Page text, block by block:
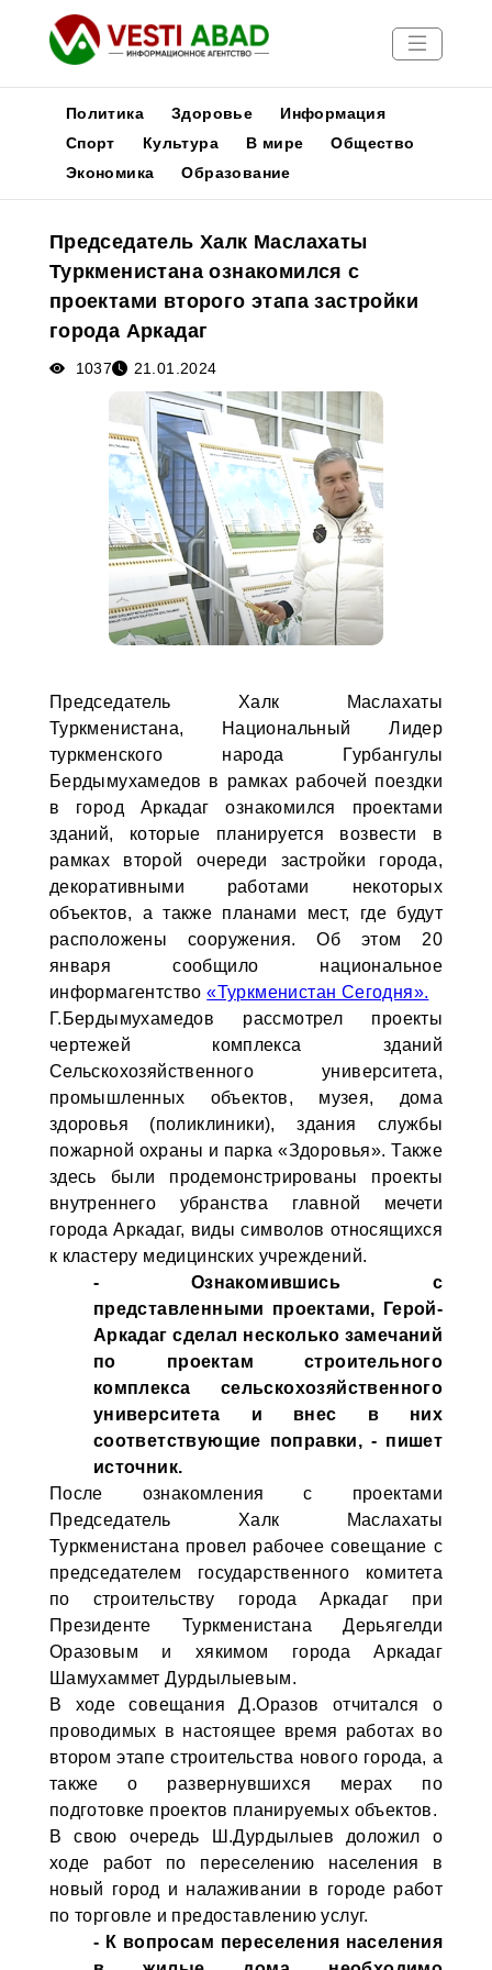
Новости
Медиа
Афиша
Политика Здоровье
Информация
Спорт
Культура В мире
Общество
Экономика
Образование
Председатель Халк Маслахаты
Туркменистана ознакомился с
проектами второго этапа застройки
города Аркадаг
1037 21.01.2024
Председатель Халк Маслахаты
Туркменистана, Национальный Лидер
туркменского народа Гурбангулы
Бердымухамедов в рамках рабочей поездки
в город Аркадаг ознакомился проектами
зданий, которые планируется возвести в
рамках второй очереди застройки города,
декоративными работами некоторых
объектов, а также планами мест, где будут
расположены сооружения. Об этом 20
января сообщило национальное
информагентство«Туркменистан Сегодня».
Г.Бердымухамедов рассмотрел проекты
чертежей комплекса зданий
Сельскохозяйственного университета,
промышленных объектов, музея, дома
здоровья (поликлиники), здания службы
пожарной охраны и парка «Здоровья». Также
здесь были продемонстрированы проекты
внутреннего убранства главной мечети
города Аркадаг, виды символов относящихся
к кластеру медицинских учреждений.
- Ознакомившись с
представленными проектами, Герой-
Аркадаг сделал несколько замечаний
по проектам строительного
комплекса сельскохозяйственного
университета и внес в них
соответствующие поправки, - пишет
источник.
После ознакомления с проектами
Председатель Халк Маслахаты
Туркменистана провел рабочее совещание с
председателем государственного комитета
по строительству города Аркадаг при
Президенте Туркменистана Дерьягелди
Оразовым и хякимом города Аркадаг
Шамухаммет Дурдылыевым.
В ходе совещания Д.Оразов отчитался о
проводимых в настоящее время работах во
втором этапе строительства нового города, а
также о развернувшихся мерах по
подготовке проектов планируемых объектов.
В свою очередь Ш.Дурдылыев доложил о
ходе работ по переселению населения в
новый город и налаживании в городе работ
по торговле и предоставлению услуг.
- К вопросам переселения населения